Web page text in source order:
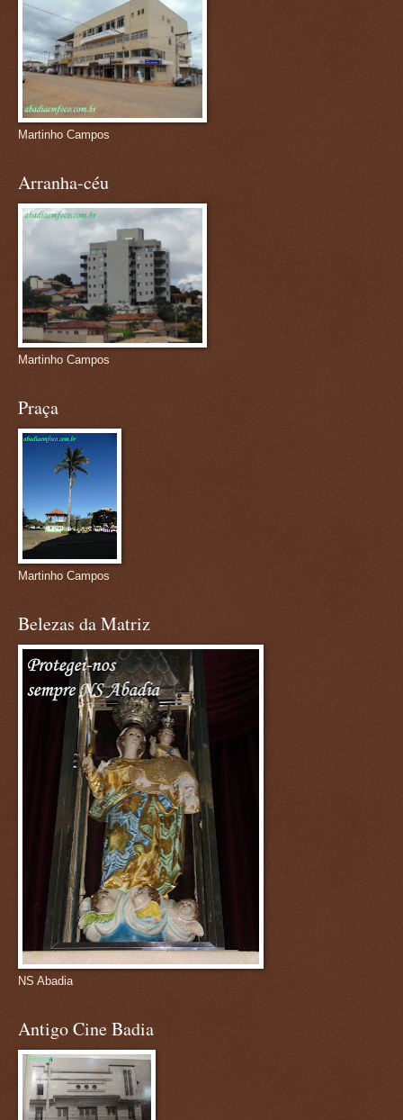
Martinho Campos
Arranha-céu
Martinho Campos
Praça
Martinho Campos
Belezas da Matriz
NS Abadia
Antigo Cine Badia